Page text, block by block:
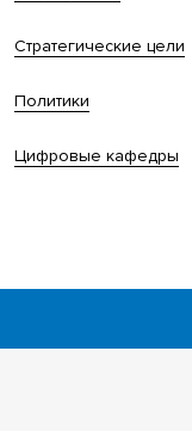
Стратегические цели
Политики
Цифровые кафедры